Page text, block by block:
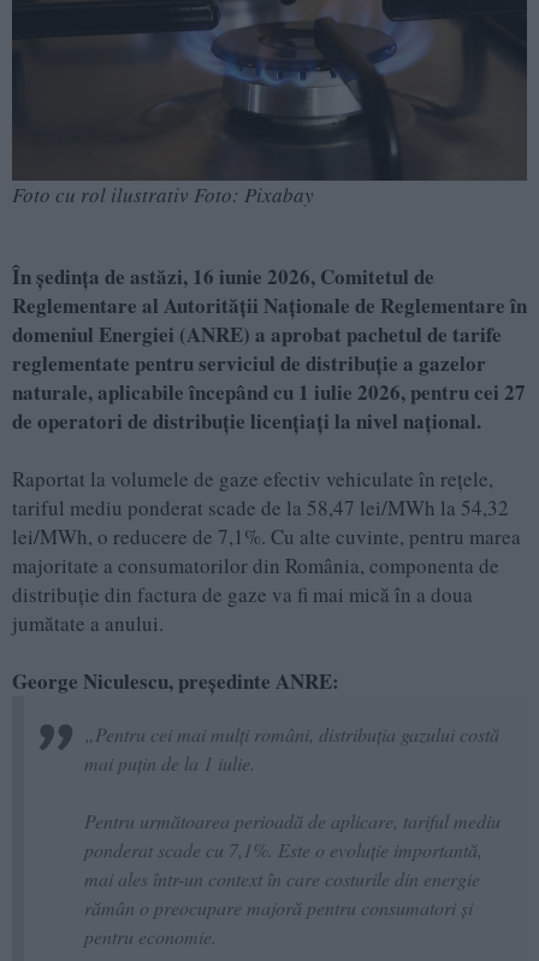
Foto cu rol ilustrativ Foto: Pixabay
În ședința de astăzi, 16 iunie 2026, Comitetul de
Reglementare al Autorității Naționale de Reglementare în
domeniul Energiei (ANRE) a aprobat pachetul de tarife
reglementate pentru serviciul de distribuție a gazelor
naturale, aplicabile începând cu 1 iulie 2026, pentru cei 27
de operatori de distribuție licențiați la nivel național.
Raportat la volumele de gaze efectiv vehiculate în rețele,
tariful mediu ponderat scade de la 58,47 lei/MWh la 54,32
lei/MWh, o reducere de 7,1%. Cu alte cuvinte, pentru marea
majoritate a consumatorilor din România, componenta de
distribuție din factura de gaze va fi mai mică în a doua
jumătate a anului.
George Niculescu, președinte ANRE:
„Pentru cei mai mulți români, distribuția gazului costă
mai puțin de la 1 iulie.
Pentru următoarea perioadă de aplicare, tariful mediu
ponderat scade cu 7,1%. Este o evoluție importantă,
mai ales într-un context în care costurile din energie
rămân o preocupare majoră pentru consumatori și
pentru economie.